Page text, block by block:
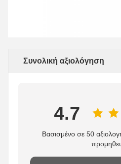
Συνολική αξιολόγηση
4.7
Βασισμένο σε 50